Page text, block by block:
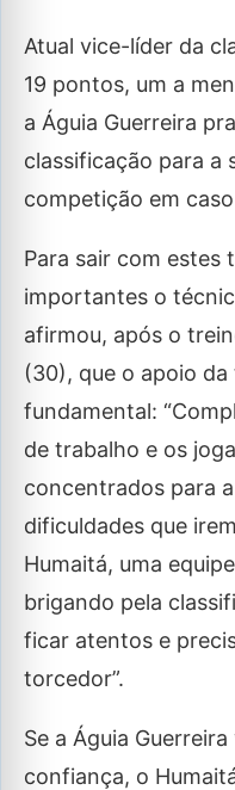
Atual vice-líder da
19 pontos, um a
a Águia Guerreira
classificação para a
competição em
Para sair com estes
importantes o
afirmou, após o
(30), que o apoio
fundamental:
de trabalho e os
concentrados para
dificuldades que
Humaitá, uma
brigando pela
ficar atentos e
torcedor”.
Se a Águia
confiança, o